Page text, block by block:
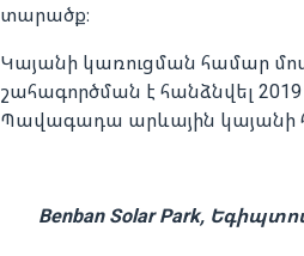
տարածք։
Կայանի կառուցման համար
շահագործման է հանձնվել
Պավագադա արևային կայանի
Benban Solar Park,